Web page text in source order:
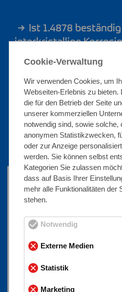
Ist 1.4878
interkristalline
Sowohl im Lieferzustand
geschweißten Zustand ist
resistent gegen
ihn zu einem verlässlichen
und wärmebeanspruchte
Schweißkonstruktionen
Ist er
1.4878 ist nicht
chloridreichen
oder Spaltkorrosion
Molybdänzusatz (z. B.
werden.
Cookie-Verwaltung
Wir verwenden Cookies, um
Webseiten-Erlebnis zu bieten.
die für den Betrieb der Seite
unserer kommerziellen
notwendig sind, sowie solche,
anonymen Statistikzwecken,
oder zur Anzeige
werden. Sie können selbst
Kategorien Sie zulassen
dass auf Basis Ihrer
mehr alle Funktionalitäten der
stehen.
Notwendig
Externe Medien
Statistik
Marketing